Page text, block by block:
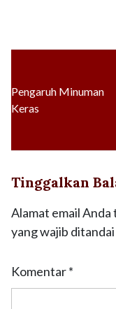
Pengaruh Minuman
Keras
Tinggalkan
Alamat email Anda
yang wajib ditandai
Komentar*